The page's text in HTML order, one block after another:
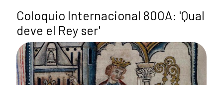
Coloquio Internacional 800A: 'Qual
deve el Rey ser'